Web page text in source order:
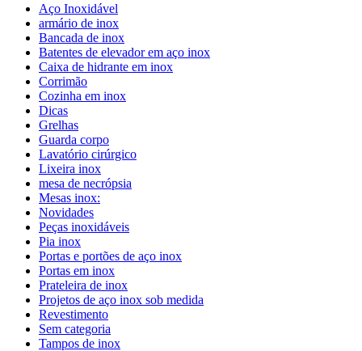
Aço Inoxidável
armário de inox
Bancada de inox
Batentes de elevador em aço inox
Caixa de hidrante em inox
Corrimão
Cozinha em inox
Dicas
Grelhas
Guarda corpo
Lavatório cirúrgico
Lixeira inox
mesa de necrópsia
Mesas inox:
Novidades
Peças inoxidáveis
Pia inox
Portas e portões de aço inox
Portas em inox
Prateleira de inox
Projetos de aço inox sob medida
Revestimento
Sem categoria
Tampos de inox